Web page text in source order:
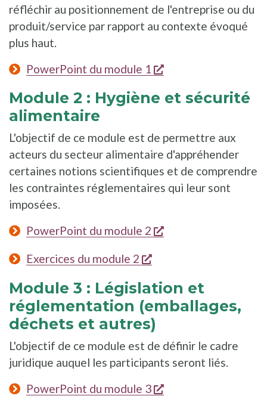
réfléchir au positionnement de l'entreprise ou du
produit/service par rapport au contexte évoqué
plus haut.
PowerPoint du module 1
s'ouvre dans une
Module 2 : Hygiène et sécurité
alimentaire
L'objectif de ce module est de permettre aux
acteurs du secteur alimentaire d'appréhender
certaines notions scientifiques et de comprendre
les contraintes réglementaires qui leur sont
imposées.
PowerPoint du module 2
s'ouvre dans une
Exercices du module 2 s'ouvre dans une
Module 3 : Législation et
réglementation (emballages,
déchets et autres)
L'objectif de ce module est de définir le cadre
juridique auquel les participants seront liés.
PowerPoint du module 3
s'ouvre dans une